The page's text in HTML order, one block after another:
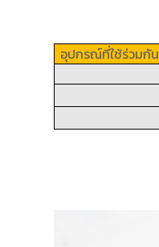
อุปกรณ์ที่ใช้ร่วมกัน